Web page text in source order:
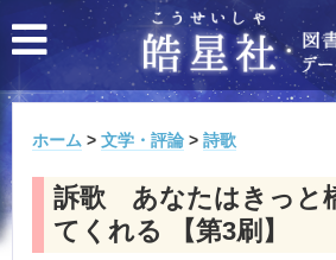
ホーム > 文学・評論 > 詩歌
訴歌 あなたはきっと
てくれる 【第3刷】